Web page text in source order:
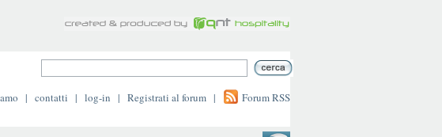
| contatti | log-in | Registrati al forum | Forum RSS